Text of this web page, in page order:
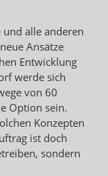
und alle anderen
Ansätze
Entwicklung
werde sich
von 60
Option sein.
Konzepten
ist doch
sondern